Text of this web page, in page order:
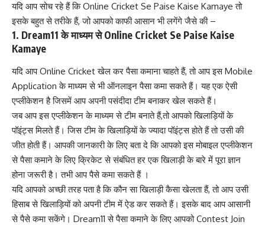
यदि आप सोच रहे हैं कि Online Cricket Se Paise Kaise Kamaye तो
इसके बहुत से तरीके हैं, जो आपको काफी आसान भी लगेंगे जैसे की –
1. Dream11 के माध्यम से Online Cricket Se Paise Kaise
Kamaye
यदि आप Online Cricket खेल कर पैसा कमाना चाहते हैं, तो आप इस Mobile
Application के माध्यम से भी ऑनलाइन पैसा कमा सकते हैं। यह एक ऐसी
एप्लीकेशन है जिसमें आप अपनी पसंदीदा टीम बनाकर खेल सकते हैं।
जब आप इस एप्लीकेशन के माध्यम से टीम बनाते हैं,तो आपको खिलाड़ियों के
पॉइंट्स मिलते हैं। जिस टीम के खिलाड़ियों के ज्यादा पॉइंट्स होते हैं तो उसी की
जीत होती हैं। आपकी जानकारी के लिए बता दे कि आपको इस मोबाइल एप्लीकेशन
से पैसा कमाने के लिए क्रिकेट से संबंधित हर एक खिलाड़ी के बारे में पूरा ज्ञान
होना जरूरी है। तभी आप पैसे कमा सकते हैं ।
यदि आपको अच्छी तरह पता है कि कौन सा खिलाड़ी कैसा खेलता हैं, तो आप उसी
हिसाब से खिलाड़ियों को अपनी टीम में ऐड कर सकते हैं। इसके बाद आप आसानी
से पैसे कमा सकेंगे। Dream11 से पैसा कमाने के लिए आपको Contest Join